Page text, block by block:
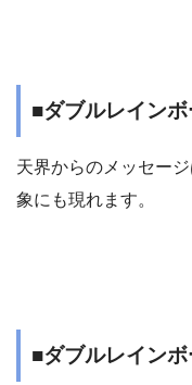
■ダブルレイン
天界からのメッセー
象にも現れます。
■ダブルレイン